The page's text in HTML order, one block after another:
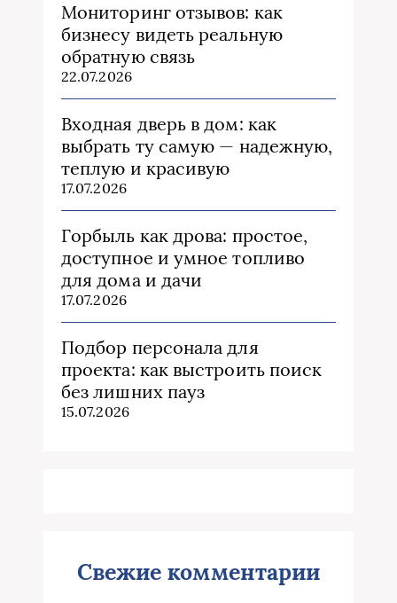
Мониторинг отзывов: как
бизнесу видеть реальную
обратную связь
22.07.2026
Входная дверь в дом: как
выбрать ту самую — надежную,
теплую и красивую
17.07.2026
Горбыль как дрова: простое,
доступное и умное топливо
для дома и дачи
17.07.2026
Подбор персонала для
проекта: как выстроить поиск
без лишних пауз
15.07.2026
Свежие комментарии